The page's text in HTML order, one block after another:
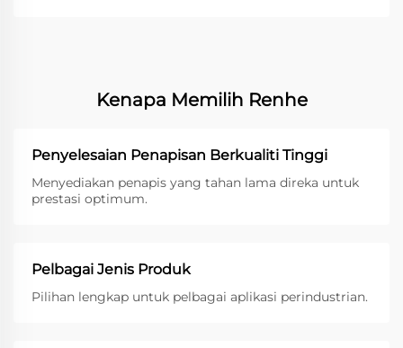
Kenapa Memilih Renhe
Penyelesaian Penapisan Berkualiti Tinggi
Menyediakan penapis yang tahan lama direka untuk
prestasi optimum.
Pelbagai Jenis Produk
Pilihan lengkap untuk pelbagai aplikasi perindustrian.